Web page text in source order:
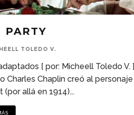
PARTY
TOLEDO V.
[ por: Micheell Toledo V. ]
Charles Chaplin creó al
(por allá en 1914)...